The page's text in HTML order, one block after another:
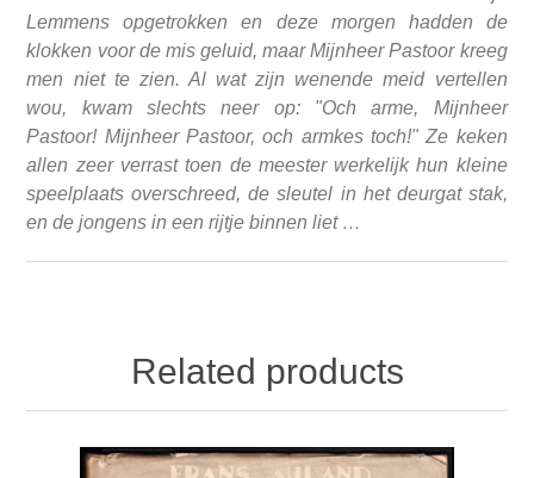
Lemmens opgetrokken en deze morgen hadden de
klokken voor de mis geluid, maar Mijnheer Pastoor kreeg
men niet te zien. Al wat zijn wenende meid vertellen
wou, kwam slechts neer op: "Och arme, Mijnheer
Pastoor! Mijnheer Pastoor, och armkes toch!" Ze keken
allen zeer verrast toen de meester werkelijk hun kleine
speelplaats overschreed, de sleutel in het deurgat stak,
en de jongens in een rijtje binnen liet …
Related products